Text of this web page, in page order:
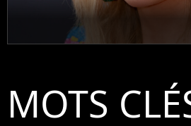
MOTS